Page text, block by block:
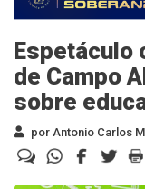
Espetáculo
de Campo
sobre
por Antonio Carlos